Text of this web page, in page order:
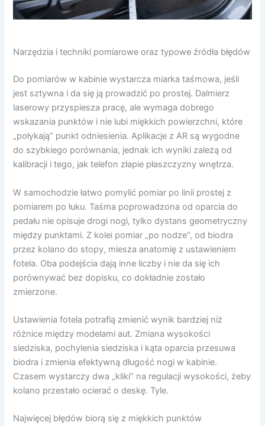
Narzędzia i techniki pomiarowe oraz typowe źródła błędów
Do pomiarów w kabinie wystarcza miarka taśmowa, jeśli
jest sztywna i da się ją prowadzić po prostej. Dalmierz
laserowy przyspiesza pracę, ale wymaga dobrego
wskazania punktów i nie lubi miękkich powierzchni, które
„połykają” punkt odniesienia. Aplikacje z AR są wygodne
do szybkiego porównania, jednak ich wyniki zależą od
kalibracji i tego, jak telefon złapie płaszczyzny wnętrza.
W samochodzie łatwo pomylić pomiar po linii prostej z
pomiarem po łuku. Taśma poprowadzona od oparcia do
pedału nie opisuje drogi nogi, tylko dystans geometryczny
między punktami. Z kolei pomiar „po nodze”, od biodra
przez kolano do stopy, miesza anatomię z ustawieniem
fotela. Oba podejścia dają inne liczby i nie da się ich
porównywać bez dopisku, co dokładnie zostało
zmierzone.
Ustawienia fotela potrafią zmienić wynik bardziej niż
różnice między modelami aut. Zmiana wysokości
siedziska, pochylenia siedziska i kąta oparcia przesuwa
biodra i zmienia efektywną długość nogi w kabinie.
Czasem wystarczy dwa „kliki” na regulacji wysokości, żeby
kolano przestało ocierać o deskę. Tyle.
Najwięcej błędów biorą się z miękkich punktów